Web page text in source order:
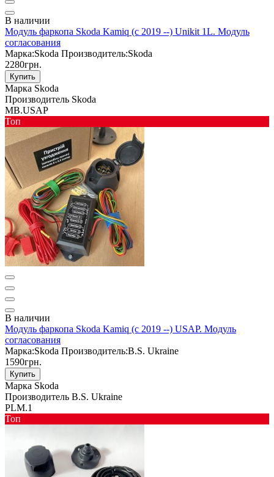
В наличии
Модуль фаркопа Skoda Kamiq (с 2019 --) Unikit 1L. Модуль
согласования
Марка:Skoda Производитель:Skoda
2280грн.
Купить
Марка Skoda
Производитель Skoda
MB.USAP
Toп
В наличии
Модуль фаркопа Skoda Kamiq (с 2019 --) USAP. Модуль
согласования
Марка:Skoda Производитель:B.S. Ukraine
1590грн.
Купить
Марка Skoda
Производитель B.S. Ukraine
PLM.1
Toп